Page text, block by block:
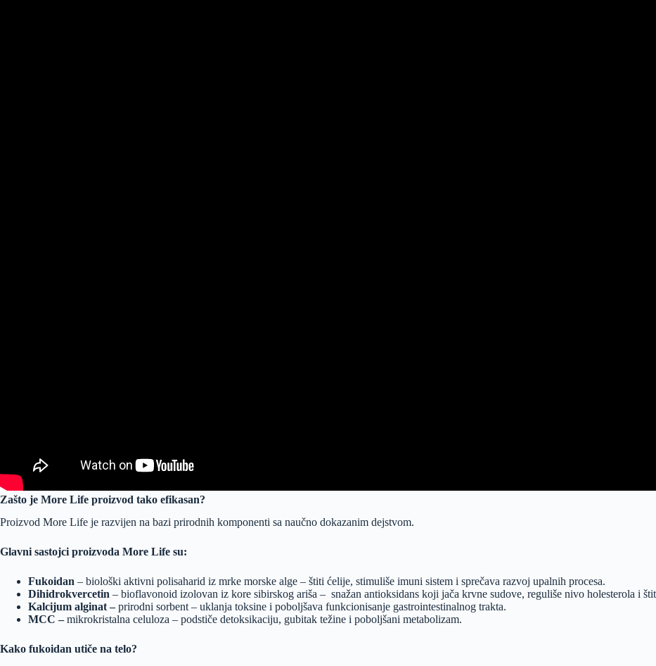
Zašto je More Life proizvod tako efikasan?
Proizvod More Life je razvijen na bazi prirodnih komponenti sa naučno dokazanim dejstvom.
Glavni sastojci proizvoda More Life su:
Fukoidan – biološki aktivni polisaharid iz mrke morske alge – štiti ćelije, stimuliše imuni sistem i sprečava razvoj upalnih procesa.
Dihidrokvercetin – bioflavonoid izolovan iz kore sibirskog ariša – snažan antioksidans koji jača krvne sudove, reguliše nivo holesterola i
Kalcijum alginat –prirodni sorbent – uklanja toksine i poboljšava funkcionisanje gastrointestinalnog trakta.
MCC –mikrokristalna celuloza – podstiče detoksikaciju, gubitak težine i poboljšani metabolizam.
Kako fukoidan utiče na telo?